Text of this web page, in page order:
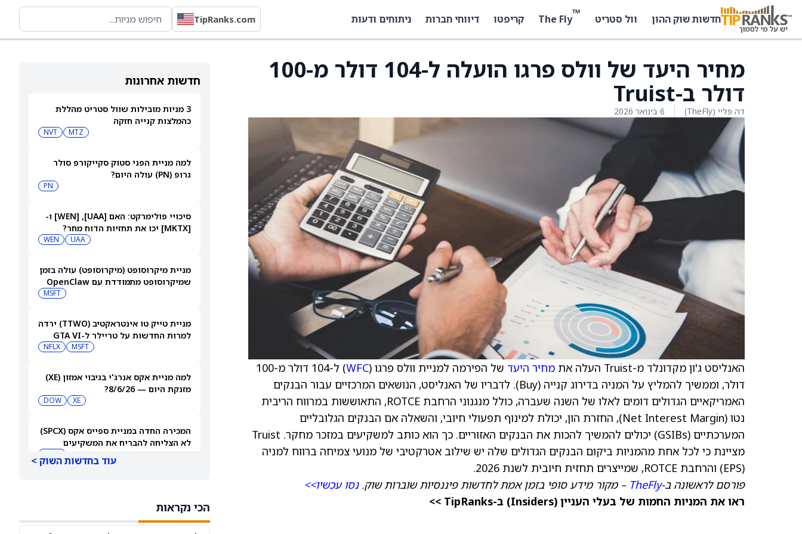
חדשות שוק ההון וול סטריט ™
The Fly קריפטו דיווחי חברות ניתוחים ודעות TipRanks.com
חדשות אחרונות
3 מניות מובילות שוול סטריט מהללת
כהמלצות קנייה חזקה
MTZ
NVT
למה מניית הפני סטוק סקייקורפ סולר
גרופ (PN) עולה היום?
PN
סיכויי פולימרקט: האם [UAA], ‏[WEN] ו-
[MKTX] יכו את תחזיות הדוח מחר?
UAA
WEN
מניית מיקרוסופט (מיקרוסופט) עולה בזמן
שמיקרוסופט מתמודדת עם OpenClaw
MSFT
מניית טייק טו אינטראקטיב (TTWO) ירדה
למרות החדשות על טריילר ל-GTA VI
MSFT
NFLX
למה מניית אקס אנרג'י בגיבוי אמזון (XE)
מזנקת היום — 8/6/26?
XE
DOW
המכירה החדה במניית ספייס אקס (SPCX)
לא הצליחה להבריח את המשקיעים
עוד בחדשות השוק >
הכי נקראות
מחיר היעד של וולס פרגו הועלה ל-104 דולר מ-100
דולר ב-Truist
דה פליי (TheFly) 6 בינואר 2026
האנליסט ג'ון מקדונלד מ-Truist העלה את מחיר היעד של הפירמה למניית וולס פרגו (WFC
) ל-104 דולר מ-100
דולר, וממשיך להמליץ על המניה בדירוג קנייה (Buy). לדבריו של האנליסט, הנושאים המרכזיים עבור הבנקים
האמריקאיים הגדולים דומים לאלו של השנה שעברה, כולל מנגנוני הרחבת ROTCE, התאוששות במרווח הריבית
נטו (Net Interest Margin), החזרת הון, יכולת למינוף תפעולי חיובי, והשאלה אם הבנקים הגלובליים
המערכתיים (GSIBs) יכולים להמשיך להכות את הבנקים האזוריים. כך הוא כותב למשקיעים במזכר מחקר. Truist
מציינת כי לכל אחת מהמניות ביקום הבנקים הגדולים שלה יש שילוב אטרקטיבי של מנועי צמיחה ברווח למניה
(EPS) והרחבת ROTCE, שמייצרים תחזית חיובית לשנת 2026.
פורסם לראשונה ב-TheFly – מקור מידע סופי בזמן אמת לחדשות פיננסיות שוברות שוק.נסו עכשיו>>
ראו את המניות החמות של בעלי העניין (Insiders) ב-TipRanks >>